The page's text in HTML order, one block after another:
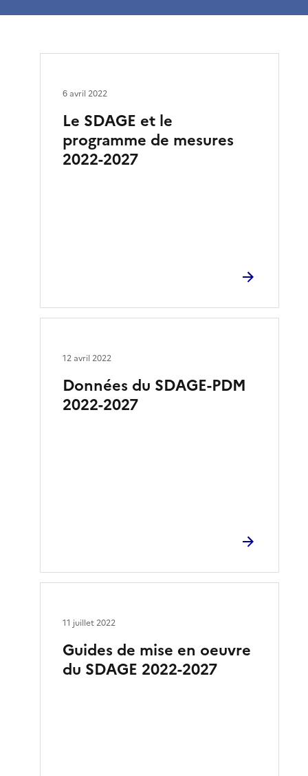
Le SDAGE et le
programme de mesures
2022-2027
6 avril 2022
Données du SDAGE-PDM
2022-2027
12 avril 2022
Guides de mise en oeuvre
du SDAGE 2022-2027
11 juillet 2022